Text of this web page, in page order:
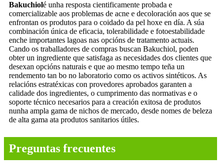
Bakuchiolé unha resposta cientificamente probada e
comercializable aos problemas de acne e decoloración aos que se
enfrontan os produtos para o coidado da pel hoxe en día. A súa
combinación única de eficacia, tolerabilidade e fotoestabilidade
enche importantes lagoas nas opcións de tratamento actuais.
Cando os traballadores de compras buscan Bakuchiol, poden
obter un ingrediente que satisfaga as necesidades dos clientes que
desexan opcións naturais e que ao mesmo tempo teña un
rendemento tan bo no laboratorio como os activos sintéticos. As
relacións estratéxicas con provedores aprobados garanten a
calidade dos ingredientes, o cumprimento das normativas e o
soporte técnico necesarios para a creación exitosa de produtos
nunha ampla gama de nichos de mercado, desde nomes de beleza
de alta gama ata produtos sanitarios útiles.
Preguntas frecuentes